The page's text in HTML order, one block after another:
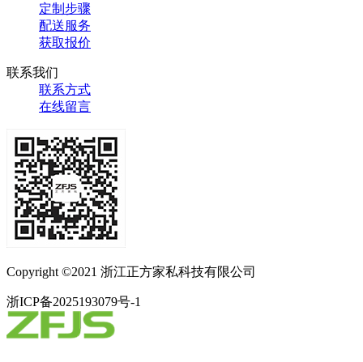
定制步骤
配送服务
获取报价
联系我们
联系方式
在线留言
Copyright ©2021 浙江正方家私科技有限公司
浙ICP备2025193079号-1